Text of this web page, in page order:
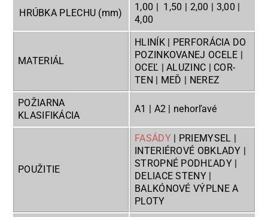
HRÚBKA PLECHU (mm)
1,00 | 1,50 | 2,00 | 3,00 |
4,00
MATERIÁL
HLINÍK | PERFORÁCIA DO
POZINKOVANEJ OCELE |
OCEĽ | ALUZINC | COR-
TEN | MEĎ | NEREZ
POŽIARNA
KLASIFIKÁCIA
A1 | A2 | nehorľavé
POUŽITIE
FASÁDY| PRIEMYSEL |
INTERIÉROVÉ OBKLADY |
STROPNÉ PODHĽADY |
DELIACE STENY |
BALKÓNOVÉ VÝPLNE A
PLOTY